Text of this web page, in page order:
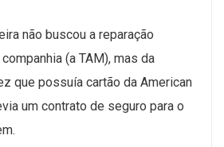
não buscou a reparação
(a TAM), mas da
que possuía cartão da American
um contrato de seguro para o